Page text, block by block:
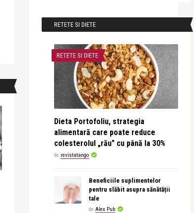
RETETE SI DIETE
RETETE SI DIETE
Dieta Portofoliu, strategia
alimentară care poate reduce
colesterolul „rău” cu până la 30%
de revistatango
Beneficiile suplimentelor
pentru slăbit asupra sănătății
tale
de Alex Pub